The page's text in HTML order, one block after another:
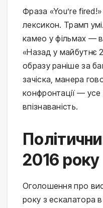
Фраза «You’re
лексикон. Трамп
камео у фільмах —
«Назад у майбутнє
образу раніше за
зачіска, манера
конфронтації —
впізнаваність.
2016 року
Оголошення про
року з ескалатора